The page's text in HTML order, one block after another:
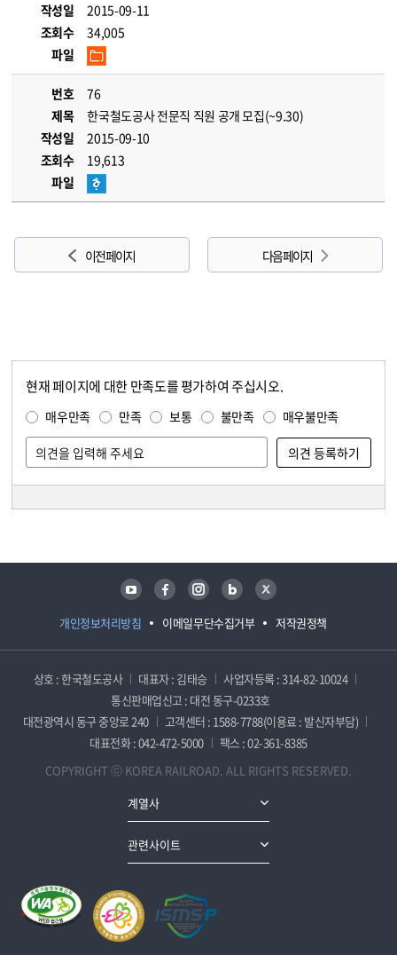
작성일
2015-09-11
조회수
34,005
파일
번호
76
제목
한국철도공사 전문직 직원 공개 모집(~9.30)
작성일
2015-09-10
조회수
19,613
파일
이전 페이지 다음 페이지
현재 페이지에 대한 만족도를 평가하여 주십시오.
매우만족 만족 보통 불만족 매우불만족
개인정보처리방침 이메일무단수집거부 저작권정책
유튜브 페이스북 인스타그램 블로그 트위터
상호 : 한국철도공사 대표자 : 김태승
사업자등록 : 314-82-10024
통신판매업신고 : 대전 동구-0233호
대전광역시 동구 중앙로 240
고객센터 : 1588-7788(이용료 : 발신자부담)
대표전화 : 042-472-5000
팩스 : 02-361-8385
COPYRIGHT ⓒ KOREA RAILROAD. ALL RIGHTS RESERVED.
계열사
관련사이트